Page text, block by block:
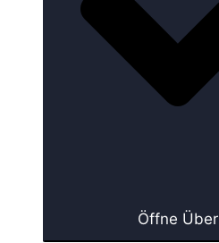
Öffne Über